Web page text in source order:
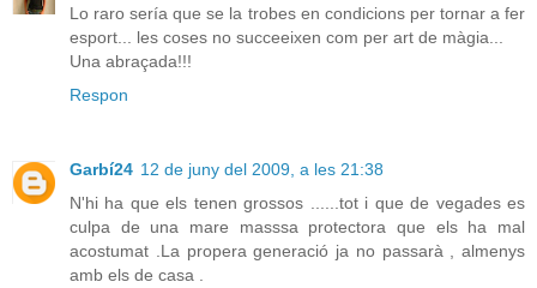
Lo raro sería que se la trobes en condicions per tornar a fer
esport... les coses no succeeixen com per art de màgia...
Una abraçada!!!
Respon
Garbí24 12 de juny del 2009, a les 21:38
N'hi ha que els tenen grossos ......tot i que de vegades es
culpa de una mare masssa protectora que els ha mal
acostumat .La propera generació ja no passarà , almenys
amb els de casa .